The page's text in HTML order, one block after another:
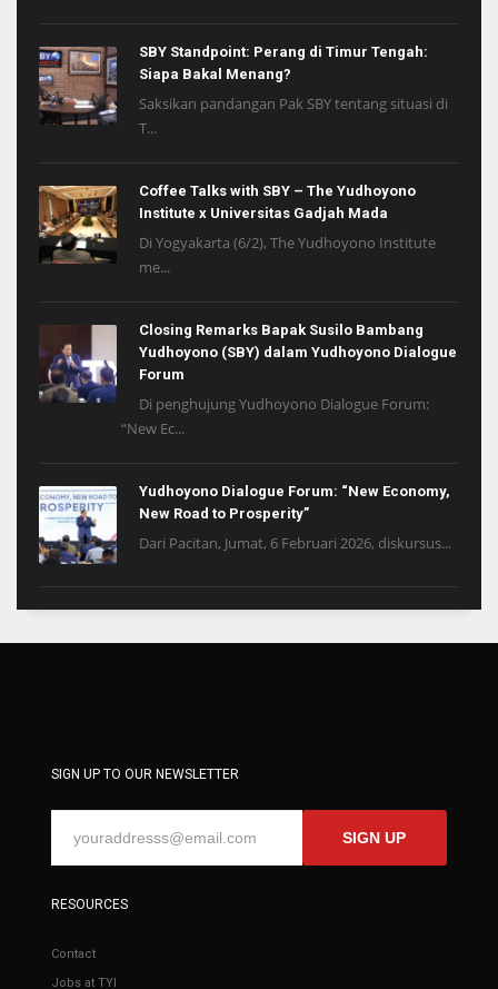
SBY Standpoint: Perang di Timur Tengah:
Siapa Bakal Menang?
Saksikan pandangan Pak SBY tentang situasi di
T...
Coffee Talks with SBY – The Yudhoyono
Institute x Universitas Gadjah Mada
Di Yogyakarta (6/2), The Yudhoyono Institute
me...
Closing Remarks Bapak Susilo Bambang
Yudhoyono (SBY) dalam Yudhoyono Dialogue
Forum
Di penghujung Yudhoyono Dialogue Forum:
“New Ec...
Yudhoyono Dialogue Forum: “New Economy,
New Road to Prosperity”
Dari Pacitan, Jumat, 6 Februari 2026, diskursus...
SIGN UP TO OUR NEWSLETTER
SIGN UP
RESOURCES
Contact
Jobs at TYI